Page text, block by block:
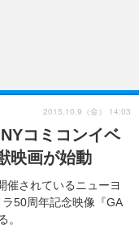
グッズ
海外
ビジネス
アーティスト
実写
イベント
座談会
ABEMA Cafe
コミコンイベ
映画が始動
催されているニューヨ
50周年記念映像『GA
。
2015.10.9（金） 14:03